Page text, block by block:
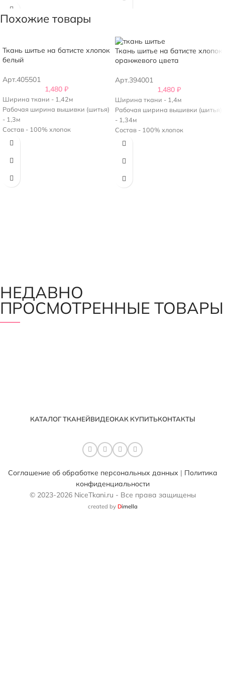
Плотность - 130 г/м2
Цвет нежно-желтый.
Похожие товары
Ткань шитье на батисте хлопок
белый
Арт.405501
1,480 ₽
Ширина ткани - 1,42м
Рабочая ширина вышивки (шитья)
- 1,3м
Состав - 100% хлопок
Плотность - 150 г/м2
Ткань шитье на батисте хлопок
оранжевого цвета
Арт.394001
1,480 ₽
Ширина ткани - 1,4м
Рабочая ширина вышивки (шитья)
- 1,34м
Состав - 100% хлопок
Плотность - 150г/м2
НЕДАВНО
ПРОСМОТРЕННЫЕ ТОВАРЫ
КАТАЛОГ ТКАНЕЙВИДЕОКАК КУПИТЬКОНТАКТЫ
Соглашение об обработке персональных данных | Политика
конфиденциальности
© 2023-2026 NiceTkani.ru - Все права защищены
created by Dimella